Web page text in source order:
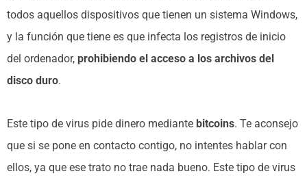
todos aquellos dispositivos que tienen un sistema Windows,
y la función que tiene es que infecta los registros de inicio
del ordenador, prohibiendo el acceso a los archivos del
disco duro.
Este tipo de virus pide dinero mediante bitcoins. Te aconsejo
que si se pone en contacto contigo, no intentes hablar con
ellos, ya que ese trato no trae nada bueno. Este tipo de virus